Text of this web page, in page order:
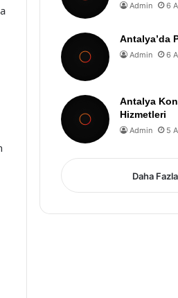
Admin 6
Antalya’da
Admin 6
Antalya
Hizmetleri
Admin 5
Daha